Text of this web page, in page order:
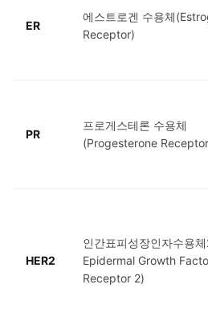
ER
에스트로겐 수용체
Receptor)
PR
프로게스테론 수용체
(Progesterone
HER2
인간표피성장인자수용
Epidermal Growth
Receptor 2)